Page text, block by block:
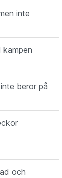
inte
kampen
beror på
och